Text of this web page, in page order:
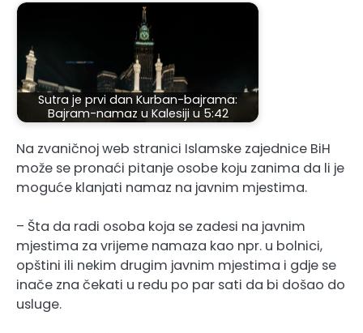
Sutra je prvi dan Kurban-bajrama:
Bajram-namaz u Kalesiji u 5:42
Na zvaničnoj web stranici Islamske zajednice BiH
može se pronaći pitanje osobe koju zanima da li je
moguće klanjati namaz na javnim mjestima.
– Šta da radi osoba koja se zadesi na javnim
mjestima za vrijeme namaza kao npr. u bolnici,
opštini ili nekim drugim javnim mjestima i gdje se
inače zna čekati u redu po par sati da bi došao do
usluge.